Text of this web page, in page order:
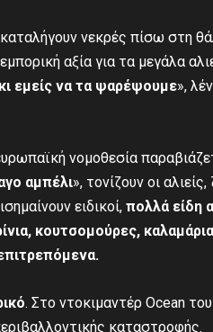
νεκρές πίσω στη
αξία για τα μεγάλα
εμείς να τα ψαρέψουμε»,
νομοθεσία
αμπέλι», τονίζουν οι
ειδικοί, πολλά είδη
κουτσομούρες,
. Στο ντοκιμαντέρ Ocean
καταστροφής.